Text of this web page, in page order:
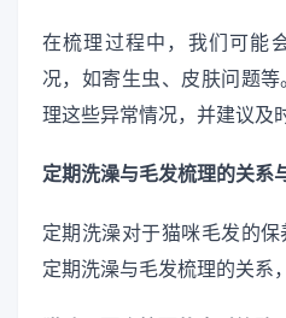
在梳理过程中，我们可能
况，如寄生虫、皮肤问题
理这些异常情况，并建议及
定期洗澡与毛发梳理的关系
定期洗澡对于猫咪毛发的
定期洗澡与毛发梳理的关系